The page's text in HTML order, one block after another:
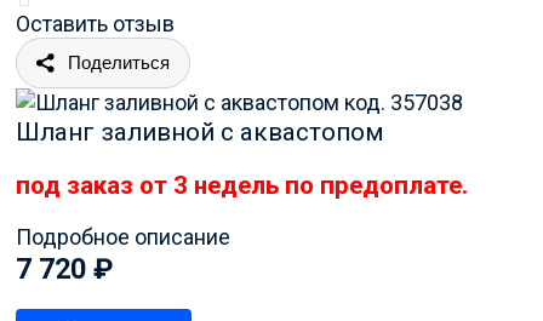
Оставить отзыв
Поделиться
Шланг заливной с аквастопом
под заказ от 3 недель по предоплате.
Подробное описание
7 720 ₽